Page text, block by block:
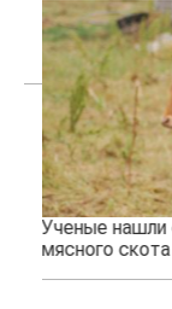
Ученые нашли
мясного скота